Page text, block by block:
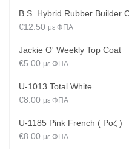
B.S. Hybrid Rubber Builder
€12.50 με ΦΠΑ
Jackie O' Weekly Top Coat
€5.00 με ΦΠΑ
U-1013 Total White
€8.00 με ΦΠΑ
U-1185 Pink French ( Ροζ )
€8.00 με ΦΠΑ